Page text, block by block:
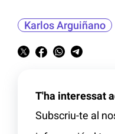
Karlos Arguiñano
T'ha interessat
Subscriu-te al